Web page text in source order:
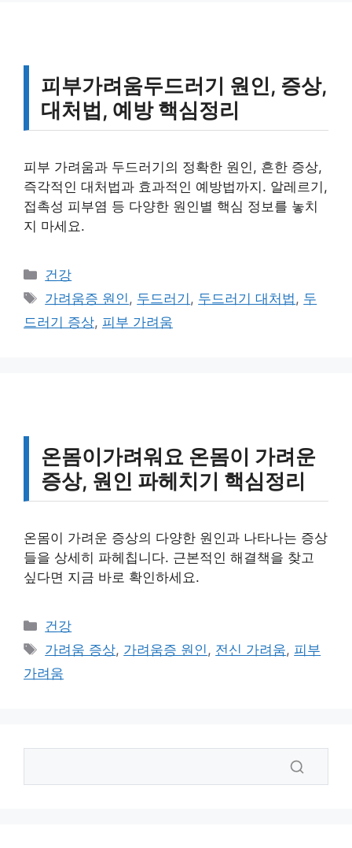
피부가려움두드러기 원인, 증상,
대처법, 예방 핵심정리
피부 가려움과 두드러기의 정확한 원인, 흔한 증상,
즉각적인 대처법과 효과적인 예방법까지. 알레르기,
접촉성 피부염 등 다양한 원인별 핵심 정보를 놓치
지 마세요.
카
테
리
건강
태
그
가려움증 원인, 두드러기 , 두드러기 대처법, 두
드러기 증상, 피부 가려움
온몸이가려워요 온몸이 가려운
증상, 원인 파헤치기 핵심정리
온몸이 가려운 증상의 다양한 원인과 나타나는 증상
들을 상세히 파헤칩니다. 근본적인 해결책을 찾고
싶다면 지금 바로 확인하세요.
카
테
리
건강
태
그
가려움 증상, 가려움증 원인, 전신 가려움, 피부
가려움